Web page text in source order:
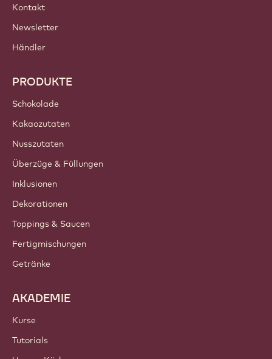
Kontakt
Newsletter
Händler
PRODUKTE
Schokolade
Kakaozutaten
Nusszutaten
Überzüge & Füllungen
Inklusionen
Dekorationen
Toppings & Saucen
Fertigmischungen
Getränke
AKADEMIE
Kurse
Tutorials